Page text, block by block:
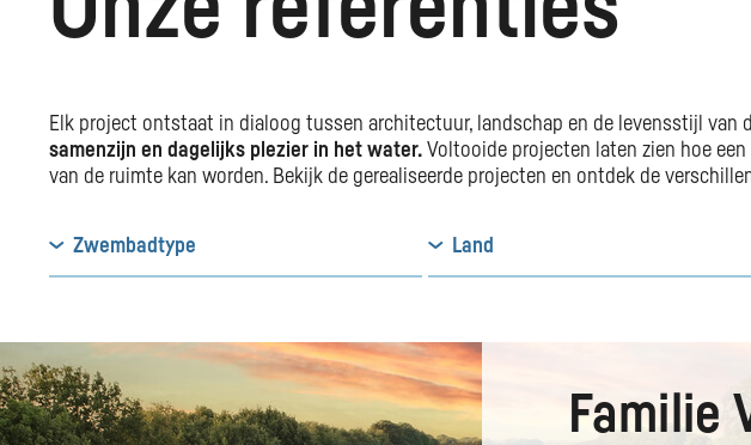
Elk project ontstaat in dialoog tussen architectuur, landschap en de levensstijl van
samenzijn en dagelijks plezier in het water.Voltooide projecten laten zien hoe
van de ruimte kan worden. Bekijk de gerealiseerde projecten en ontdek de
Zwembadtype Land
Familie